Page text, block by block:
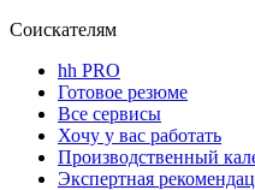
Соискателям
hh PRO
Готовое резюме
Все сервисы
Хочу у вас работать
Производственный
Экспертная